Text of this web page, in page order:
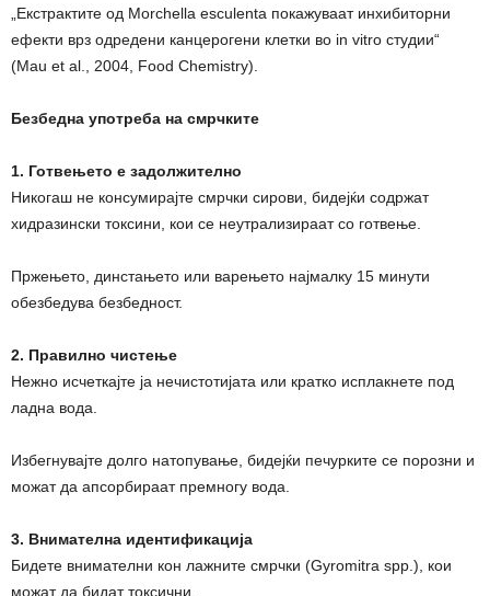
„Екстрактите од Morchella esculenta покажуваат инхибиторни
ефекти врз одредени канцерогени клетки во in vitro студии“
(Mau et al., 2004, Food Chemistry).
Безбедна употреба на смрчките
1. Готвењето е задолжително
Никогаш не консумирајте смрчки сирови, бидејќи содржат
хидразински токсини, кои се неутрализираат со готвење.
Пржењето, динстањето или варењето најмалку 15 минути
обезбедува безбедност.
2. Правилно чистење
Нежно исчеткајте ја нечистотијата или кратко исплакнете под
ладна вода.
Избегнувајте долго натопување, бидејќи печурките се порозни и
можат да апсорбираат премногу вода.
3. Внимателна идентификација
Бидете внимателни кон лажните смрчки (Gyromitra spp.), кои
можат да бидат токсични.